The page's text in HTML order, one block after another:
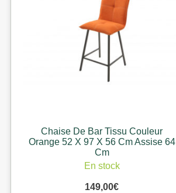
Chaise De Bar Tissu Couleur
Orange 52 X 97 X 56 Cm Assise 64
Cm
En stock
149,00€